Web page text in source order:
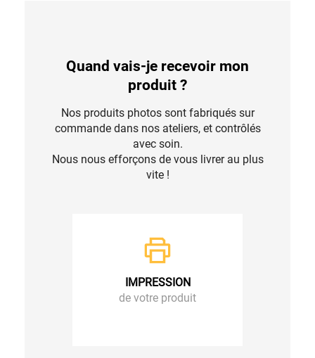
Quand vais-je recevoir mon
produit ?
Nos produits photos sont fabriqués sur
commande dans nos ateliers, et contrôlés
avec soin.
Nous nous efforçons de vous livrer au plus
vite !
IMPRESSION
de votre produit